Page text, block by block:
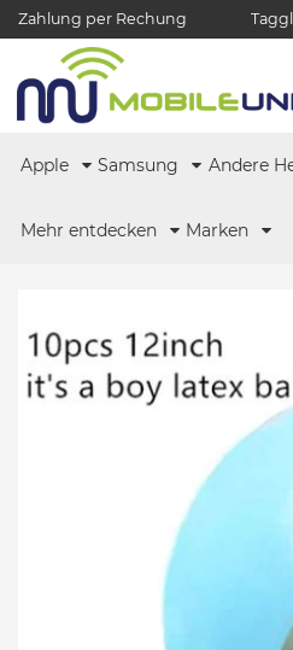
Zahlung per Rechung
Apple Samsung Andere
Mehr entdecken Marken